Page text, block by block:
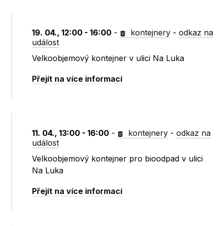
19. 04., 12:00 - 16:00 - kontejnery -odkaz na
událost
Velkoobjemový kontejner v ulici Na Luka
Přejít na více informací
11. 04., 13:00 - 16:00 - kontejnery -odkaz na
událost
Velkoobjemový kontejner pro bioodpad v ulici
Na Luka
Přejít na více informací